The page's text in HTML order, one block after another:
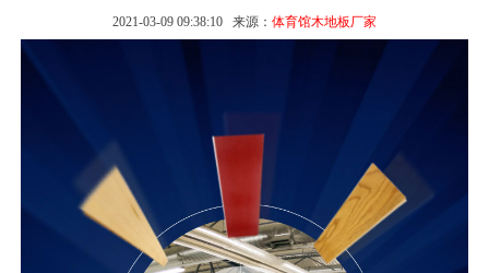
2021-03-09 09:38:10 来源： 体育馆木地板厂家